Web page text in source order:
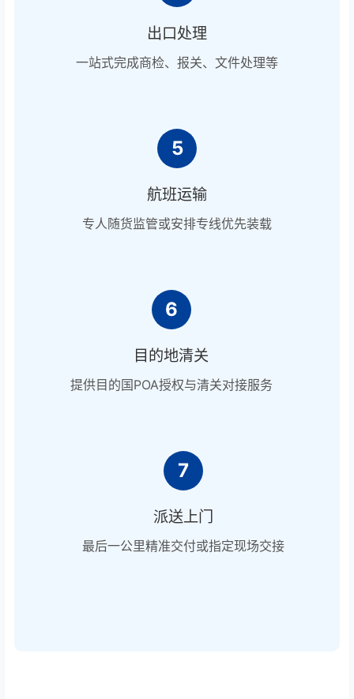
出口处理
一站式完成商检、报关、文件处理等
5
航班运输
专人随货监管或安排专线优先装载
6
目的地清关
提供目的国POA授权与清关对接服务
7
派送上门
最后一公里精准交付或指定现场交接